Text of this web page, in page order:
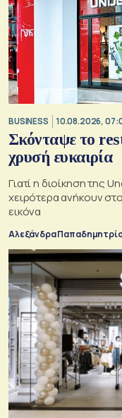
BUSINESS 10.08.2026,
Σκόνταψε το
χρυσή ευκαιρία
Γιατί η διοίκηση της
χειρότερα ανήκουν
εικόνα
Αλεξάνδρα